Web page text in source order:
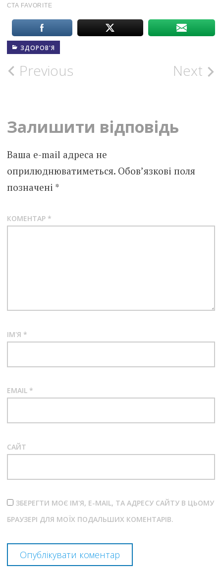
ЗДОРОВ'Я
Post
Previous Next
Залишити відповідь
Ваша e-mail адреса не
оприлюднюватиметься. Обов’язкові поля
позначені *
КОМЕНТАР *
ІМ'Я *
EMAIL *
САЙТ
ЗБЕРЕГТИ МОЄ ІМ'Я, E-MAIL, ТА АДРЕСУ САЙТУ В ЦЬОМУ
БРАУЗЕРІ ДЛЯ МОЇХ ПОДАЛЬШИХ КОМЕНТАРІВ.